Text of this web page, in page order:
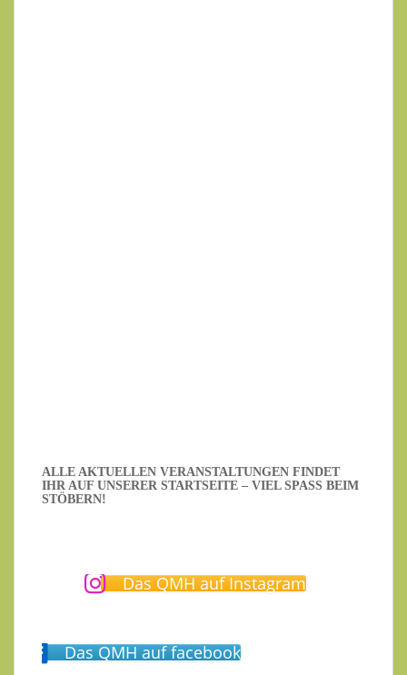
ALLE AKTUELLEN VERANSTALTUNGEN FINDET
IHR AUF UNSERER STARTSEITE – VIEL SPASS BEIM S
TÖBERN!
Das QMH auf Instagram
Das QMH auf facebook